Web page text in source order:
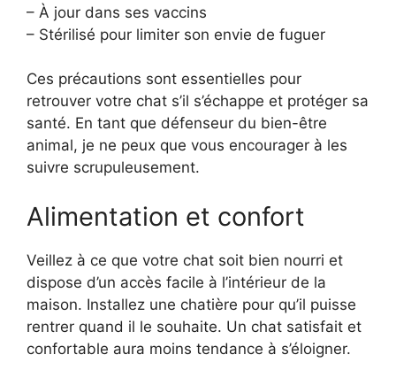
– À jour dans ses vaccins
– Stérilisé pour limiter son envie de fuguer
Ces précautions sont essentielles pour
retrouver votre chat s’il s’échappe et protéger sa
santé. En tant que défenseur du bien-être
animal, je ne peux que vous encourager à les
suivre scrupuleusement.
Alimentation et confort
Veillez à ce que votre chat soit bien nourri et
dispose d’un accès facile à l’intérieur de la
maison. Installez une chatière pour qu’il puisse
rentrer quand il le souhaite. Un chat satisfait et
confortable aura moins tendance à s’éloigner.